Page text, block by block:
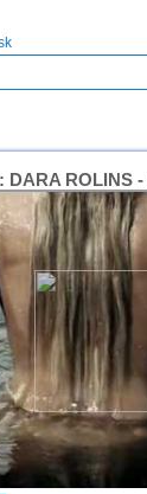
DARA ROLINS -